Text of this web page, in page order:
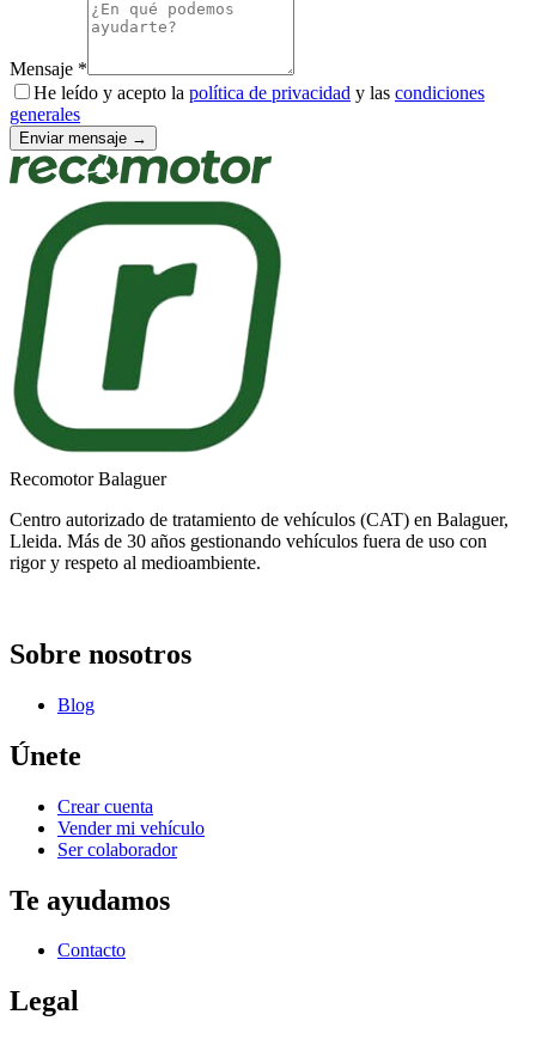
Mensaje *
He leído y acepto la política de privacidad y las condiciones
generales
Enviar mensaje →
Recomotor Balaguer
Centro autorizado de tratamiento de vehículos (CAT) en Balaguer,
Lleida. Más de 30 años gestionando vehículos fuera de uso con
rigor y respeto al medioambiente.
Sobre nosotros
Blog
Únete
Crear cuenta
Vender mi vehículo
Ser colaborador
Te ayudamos
Contacto
Legal